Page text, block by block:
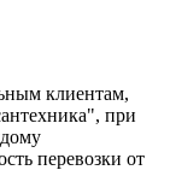
клиентам,
при
перевозки от